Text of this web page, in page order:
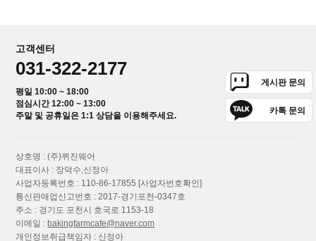
고객센터
031-322-2177
평일 10:00 ~ 18:00
점심시간 12:00 ~ 13:00
주말 및 공휴일은 1:1 상담을 이용해주세요.
게시판 문의
카톡 문의
상호명 : (주)퀴진웨어
대표이사 : 장덕수,신정아
사업자등록번호 : 110-86-17855 [사업자번호확인]
통신판매업신고번호 : 2017-경기포천-0347호
주소 : 경기도 포천시 호국로 1153-18
이메일 : bakingfarmcafe@naver.com
개인정보취급책임자 : 신정아